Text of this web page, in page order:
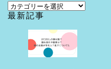
カ
テ
最新記事